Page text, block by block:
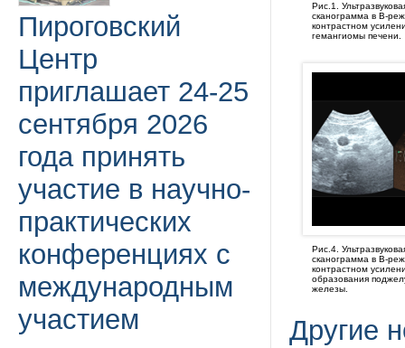
Пироговский
Центр
приглашает 24-25
сентября 2026
года принять
участие в научно-
практических
конференциях с
международным
участием
Рис.1.
сканограмма в В-
контрастном
гемангиомы печени.
Рис.4.
сканограмма в В-
контрастном
образования
железы.
Другие